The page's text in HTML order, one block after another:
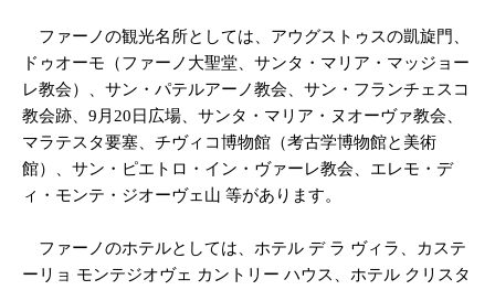
ファーノの観光名所としては、アウグストゥスの凱旋門、
ドゥオーモ（ファーノ大聖堂、サンタ・マリア・マッジョー
レ教会）、サン・パテルアーノ教会、サン・フランチェスコ
教会跡、9月20日広場、サンタ・マリア・ヌオーヴァ教会、
マラテスタ要塞、チヴィコ博物館（考古学博物館と美術
館）、サン・ピエトロ・イン・ヴァーレ教会、エレモ・デ
ィ・モンテ・ジオーヴェ山 等があります。
ファーノのホテルとしては、ホテル デ ラ ヴィラ、カステ
ーリョ モンテジオヴェ カントリー ハウス、ホテル クリスタ